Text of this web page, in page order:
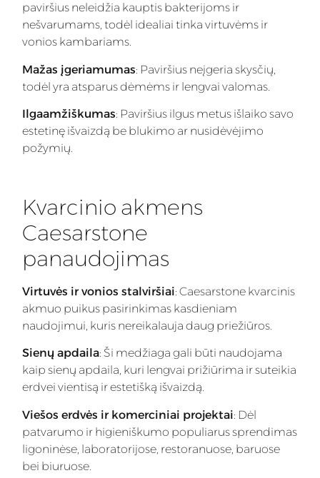
paviršius neleidžia kauptis bakterijoms ir
nešvarumams, todėl idealiai tinka virtuvėms ir
vonios kambariams.
Mažas įgeriamumas: Paviršius neįgeria skysčių,
todėl yra atsparus dėmėms ir lengvai valomas.
Ilgaamžiškumas: Paviršius ilgus metus išlaiko savo
estetinę išvaizdą be blukimo ar nusidėvėjimo
požymių.
Kvarcinio akmens
Caesarstone
panaudojimas
Virtuvės ir vonios stalviršiai: Caesarstone kvarcinis
akmuo puikus pasirinkimas kasdieniam
naudojimui, kuris nereikalauja daug priežiūros.
Sienų apdaila: Ši medžiaga gali būti naudojama
kaip sienų apdaila, kuri lengvai prižiūrima ir suteikia
erdvei vientisą ir estetišką išvaizdą.
Viešos erdvės ir komerciniai projektai: Dėl
patvarumo ir higieniškumo populiarus sprendimas
ligoninėse, laboratorijose, restoranuose, baruose
bei biuruose.